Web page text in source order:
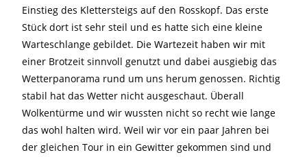
Einstieg des Klettersteigs auf den Rosskopf. Das erste
Stück dort ist sehr steil und es hatte sich eine kleine
Warteschlange gebildet. Die Wartezeit haben wir mit
einer Brotzeit sinnvoll genutzt und dabei ausgiebig das
Wetterpanorama rund um uns herum genossen. Richtig
stabil hat das Wetter nicht ausgeschaut. Überall
Wolkentürme und wir wussten nicht so recht wie lange
das wohl halten wird. Weil wir vor ein paar Jahren bei
der gleichen Tour in ein Gewitter gekommen sind und